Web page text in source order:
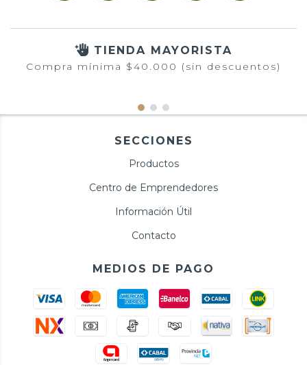
TIENDA MAYORISTA
Compra mínima $40.000 (sin descuentos)
SECCIONES
Productos
Centro de Emprendedores
Información Útil
Contacto
MEDIOS DE PAGO